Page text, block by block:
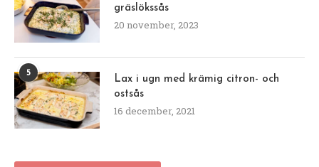
gräslökssås
20 november, 2023
5
Lax i ugn med krämig citron- och
ostsås
16 december, 2021